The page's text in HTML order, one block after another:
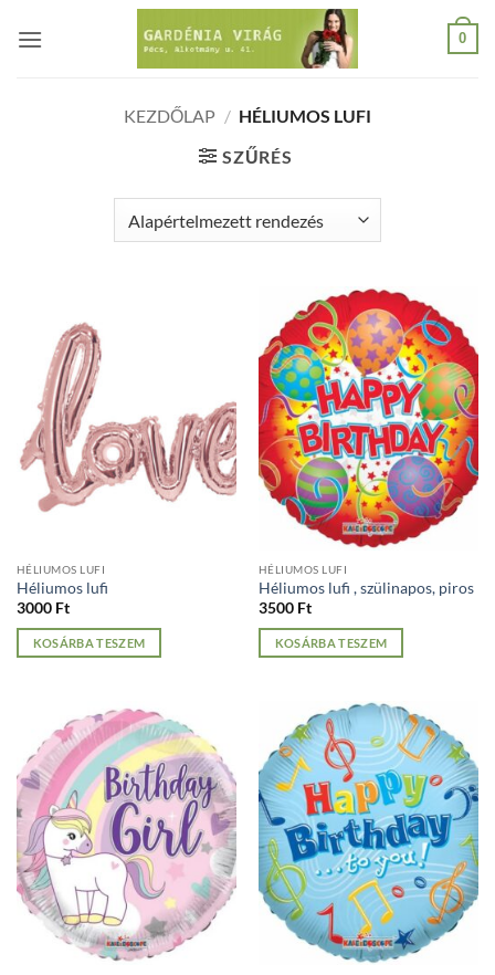
0
KEZDŐLAP / HÉLIUMOS LUFI
SZŰRÉS
HÉLIUMOS LUFI
Héliumos lufi
3000 Ft
KOSÁRBA TESZEM
HÉLIUMOS LUFI
Héliumos lufi , szülinapos, piros
3500 Ft
KOSÁRBA TESZEM